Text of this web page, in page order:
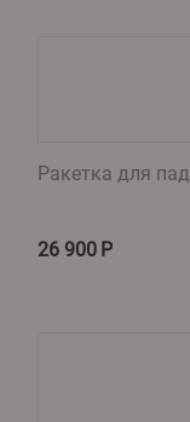
Ракетка для
26 900 Р